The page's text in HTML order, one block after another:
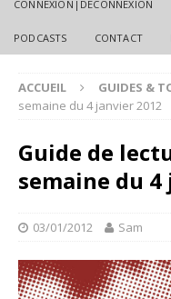
CONNEXION|DECONNEXION
PODCASTS CONTACT
ACCUEIL GUIDES &
semaine du 4 janvier 2012
Guide de
semaine du
03/01/2012 Sam